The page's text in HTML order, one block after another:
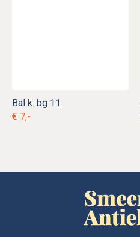
Bal k. bg 11
€ 7,-